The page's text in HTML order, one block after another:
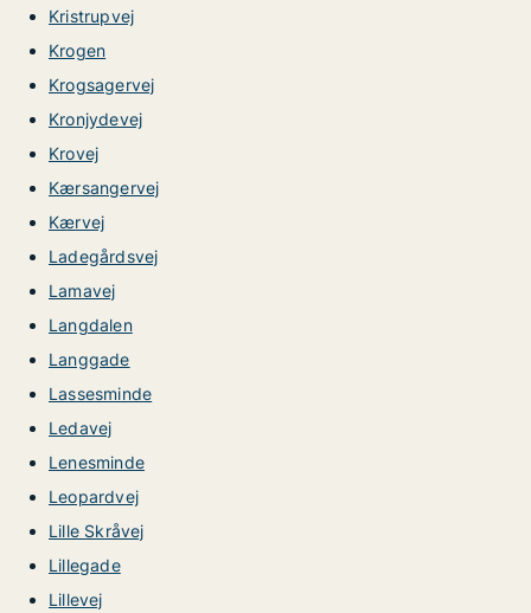
Kristrupvej
Krogen
Krogsagervej
Kronjydevej
Krovej
Kærsangervej
Kærvej
Ladegårdsvej
Lamavej
Langdalen
Langgade
Lassesminde
Ledavej
Lenesminde
Leopardvej
Lille Skråvej
Lillegade
Lillevej